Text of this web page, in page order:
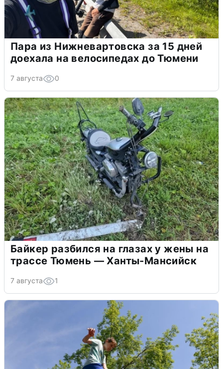
Пара из Нижневартовска за 15 дней
доехала на велосипедах до Тюмени
7 августа 0
Байкер разбился на глазах у жены на
трассе Тюмень — Ханты-Мансийск
7 августа 1